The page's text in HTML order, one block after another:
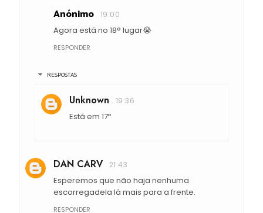
Anónimo 19:00
Agora está no 18° lugar😭
RESPONDER
RESPOSTAS
Unknown 19:36
Está em 17º
DAN CARV 21:43
Esperemos que não haja nenhuma
escorregadela lá mais para a frente.
RESPONDER